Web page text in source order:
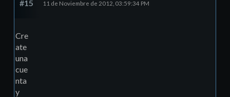
#15 11 de Noviembre de 2012, 03:59:34 PM
Cre
ate
una
cue
nta
y